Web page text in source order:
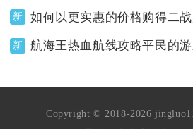
新 如何以更实惠的价格购得二
新 航海王热血航线攻略平民的
Copyright © 2018-2026